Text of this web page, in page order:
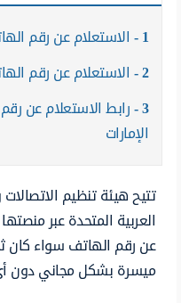
1 الاستعلام عن رقم
2 الاستعلام عن رقم
3 رابط الاستعلام عن
الإمارات
تتيح هيئة تنظيم
العربية المتحدة عبر
عن رقم الهاتف سواء كان
ميسرة بشكل مجاني دون